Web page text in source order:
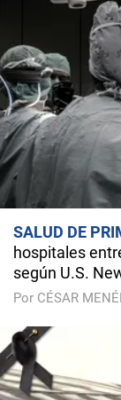
SALUD DE
hospitales
según U.S.
Por CÉSAR